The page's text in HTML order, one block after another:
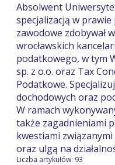
Absolwent
specjalizacją w
zawodowe zdobywał
wrocławskich
podatkowego, w tym
sp. z o.o. oraz Tax
Podatkowe.
dochodowych oraz
W ramach
także zagadnieniami
kwestiami
oraz ulgą na
Liczba artykułów: 93